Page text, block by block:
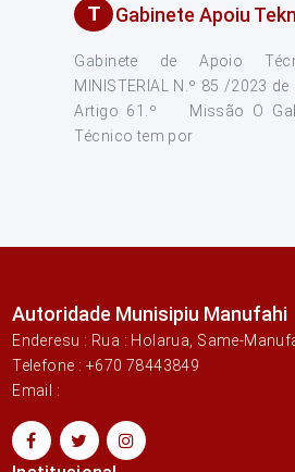
T Gabinete Apoiu
Gabinete de Apoio
MINISTERIAL N.º 85 /2023
Artigo 61.º Missão O
Técnico tem por
Autoridade Munisipiu Manufahi
Enderesu : Rua : Holarua, Same-
Telefone : +670 78443849
Email :